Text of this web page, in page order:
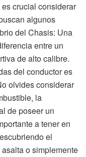
crucial considerar
algunos
del Chasis: Una
entre un
de alto calibre.
del conductor es
olvides considerar
la
de poseer un
a tener en
el
o simplemente